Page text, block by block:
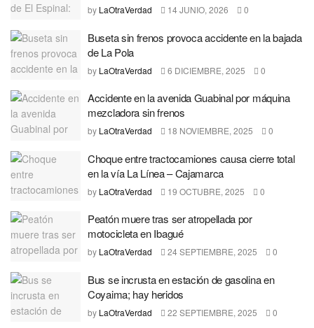
by LaOtraVerdad 14 JUNIO, 2026 0
Buseta sin frenos provoca accidente en la bajada
de La Pola
by LaOtraVerdad 6 DICIEMBRE, 2025 0
Accidente en la avenida Guabinal por máquina
mezcladora sin frenos
by LaOtraVerdad 18 NOVIEMBRE, 2025 0
Choque entre tractocamiones causa cierre total
en la vía La Línea – Cajamarca
by LaOtraVerdad 19 OCTUBRE, 2025 0
Peatón muere tras ser atropellada por
motocicleta en Ibagué
by LaOtraVerdad 24 SEPTIEMBRE, 2025 0
Bus se incrusta en estación de gasolina en
Coyaima; hay heridos
by LaOtraVerdad 22 SEPTIEMBRE, 2025 0